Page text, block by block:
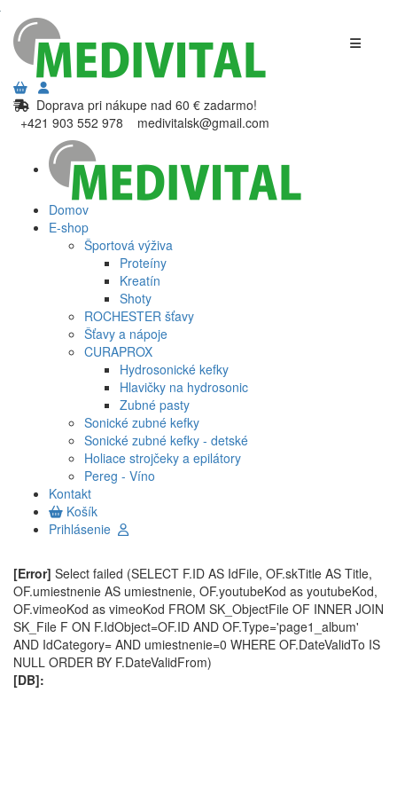
Doprava pri nákupe nad 60 € zadarmo!
+421 903 552 978
medivitalsk@gmail.com
Domov
E-shop
Športová výživa
Proteíny
Kreatín
Shoty
ROCHESTER šťavy
Šťavy a nápoje
CURAPROX
Hydrosonické kefky
Hlavičky na hydrosonic
Zubné pasty
Sonické zubné kefky
Sonické zubné kefky - detské
Holiace strojčeky a epilátory
Pereg - Víno
Kontakt
Košík
Prihlásenie
[Error] Select failed (SELECT F.ID AS IdFile, OF.skTitle AS Title,
OF.umiestnenie AS umiestnenie, OF.youtubeKod as youtubeKod,
OF.vimeoKod as vimeoKod FROM SK_ObjectFile OF INNER JOIN
SK_File F ON F.IdObject=OF.ID AND OF.Type='page1_album'
AND IdCategory= AND umiestnenie=0 WHERE OF.DateValidTo IS
NULL ORDER BY F.DateValidFrom)
[DB]: